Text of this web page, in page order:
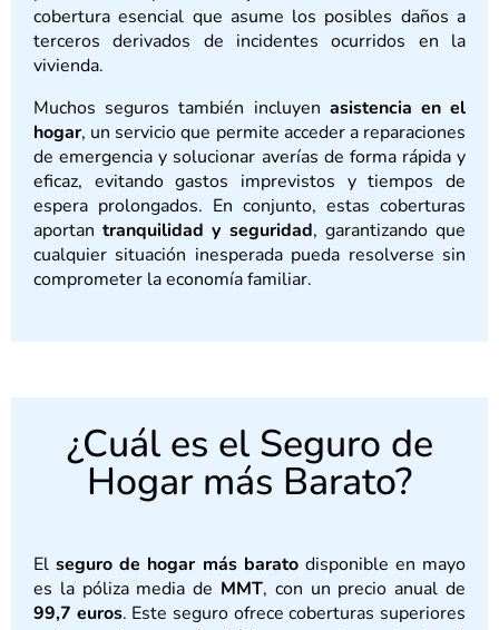
cobertura esencial que asume los posibles daños a
terceros derivados de incidentes ocurridos en la
vivienda.
Muchos seguros también incluyen asistencia en el
hogar, un servicio que permite acceder a reparaciones
de emergencia y solucionar averías de forma rápida y
eficaz, evitando gastos imprevistos y tiempos de
espera prolongados. En conjunto, estas coberturas
aportantranquilidad y seguridad, garantizando que
cualquier situación inesperada pueda resolverse sin
comprometer la economía familiar.
¿Cuál es el Seguro de
Hogar más Barato?
Elseguro de hogar más baratodisponible en mayo
es la póliza media de MMT, con un precio anual de
99,7 euros. Este seguro ofrece coberturas superiores